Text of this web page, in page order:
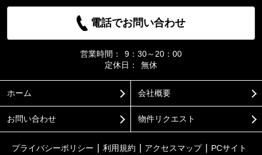
電話でお問い合わせ
営業時間：
9：30～20：00
定休日：
無休
ホーム 会社概要
お問い合わせ 物件リクエスト
プライバシーポリシー 利用規約 アクセスマップ
PCサイト